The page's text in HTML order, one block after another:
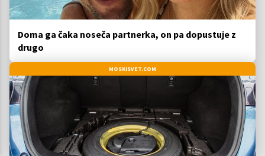
Doma ga čaka noseča partnerka, on pa dopustuje z
drugo
MOSKISVET.COM